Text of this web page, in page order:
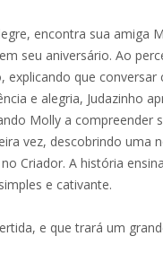
encontra sua amiga
seu aniversário. Ao
explicando que
e alegria, Judazinho
Molly a compreender
vez, descobrindo uma
Criador. A história
e cativante.
e que trará um